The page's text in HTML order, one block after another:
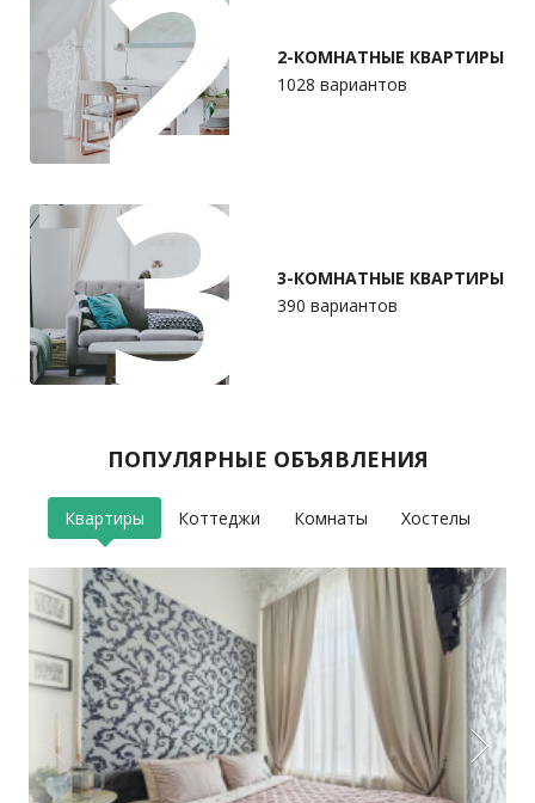
2-КОМНАТНЫЕ КВАРТИРЫ
1028 вариантов
3-КОМНАТНЫЕ КВАРТИРЫ
390 вариантов
ПОПУЛЯРНЫЕ ОБЪЯВЛЕНИЯ
Квартиры Коттеджи Комнаты Хостелы